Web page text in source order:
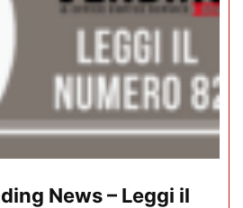
News – Leggi il